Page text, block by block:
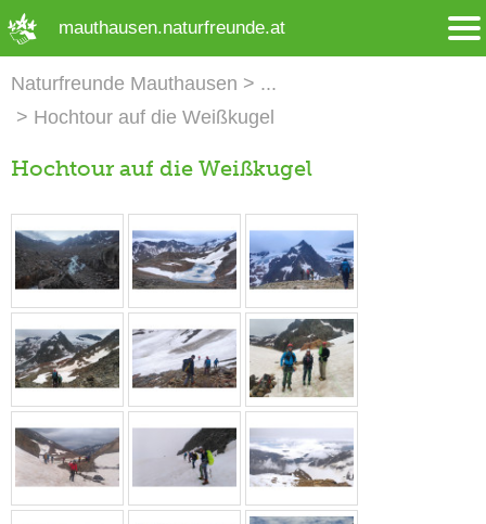
mauthausen.naturfreunde.at
Naturfreunde Mauthausen
Hochtour auf die Weißkugel
Hochtour auf die Weißkugel